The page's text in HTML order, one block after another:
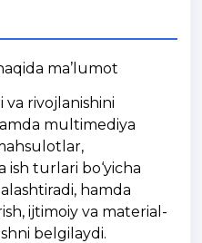
ma’lumot
va rivojlanishini
multimediya
ish turlari bo‘yicha
hamda
ijtimoiy va material-
belgilaydi.